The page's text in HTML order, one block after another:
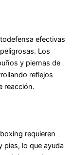
efectivas
Los
y piernas de
reflejos
reacción.
requieren
pies, lo que ayuda